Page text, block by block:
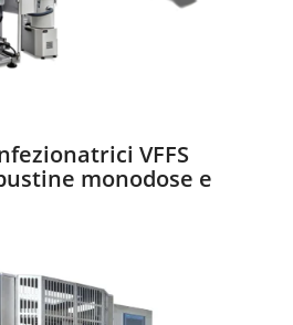
VFFS
monodose e